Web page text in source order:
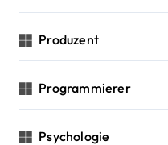
Produzent
Programmierer
Psychologie